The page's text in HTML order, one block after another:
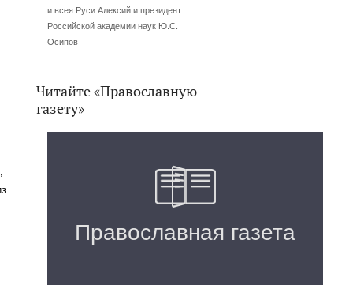
и всея Руси Алексий и президент
Российской академии наук Ю.С.
Осипов
Читайте «Православную
газету»